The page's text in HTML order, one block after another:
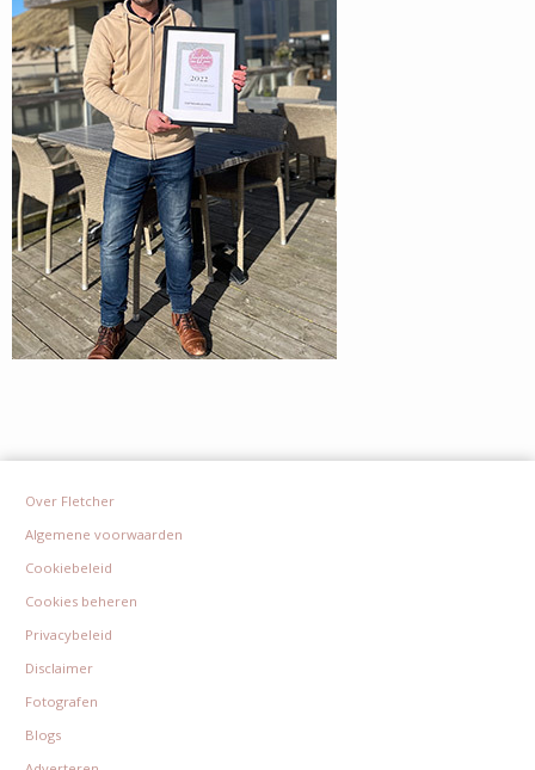
Over Fletcher
Algemene voorwaarden
Cookiebeleid
Cookies beheren
Privacybeleid
Disclaimer
Fotografen
Blogs